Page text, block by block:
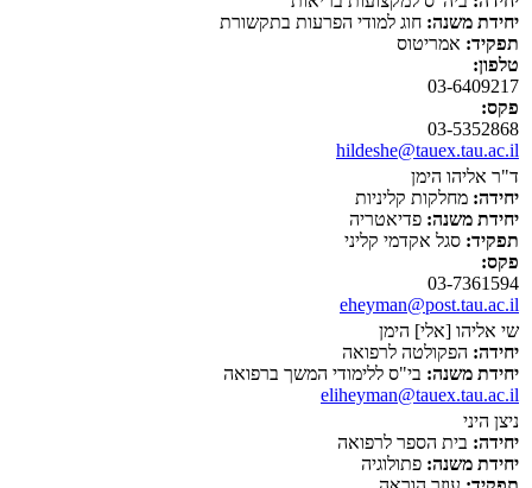
יחידת משנה: חוג למודי הפרעות בתקשורת
תפקיד: אמריטוס
טלפון:
03-6409217
פקס:
03-5352868
hildeshe@tauex.tau.ac.il
ד"ר אליהו הימן
יחידה: מחלקות קליניות
יחידת משנה: פדיאטריה
תפקיד: סגל אקדמי קליני
פקס:
03-7361594
eheyman@post.tau.ac.il
שי אליהו [אלי] הימן
יחידה: הפקולטה לרפואה
יחידת משנה: בי"ס ללימודי המשך ברפואה
eliheyman@tauex.tau.ac.il
ניצן היני
יחידה: בית הספר לרפואה
יחידת משנה: פתולוגיה